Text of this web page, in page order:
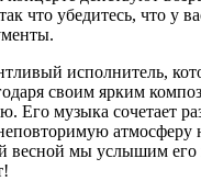
что убедитесь, что у
исполнитель,
своим ярким
Его музыка сочетает
атмосферу
весной мы услышим его